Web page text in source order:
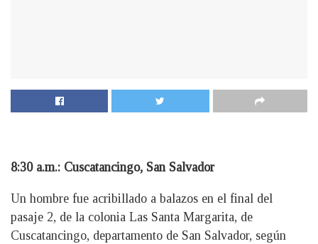
8:30 a.m.: Cuscatancingo, San Salvador
Un hombre fue acribillado a balazos en el final del
pasaje 2, de la colonia Las Santa Margarita, de
Cuscatancingo, departamento de San Salvador, según